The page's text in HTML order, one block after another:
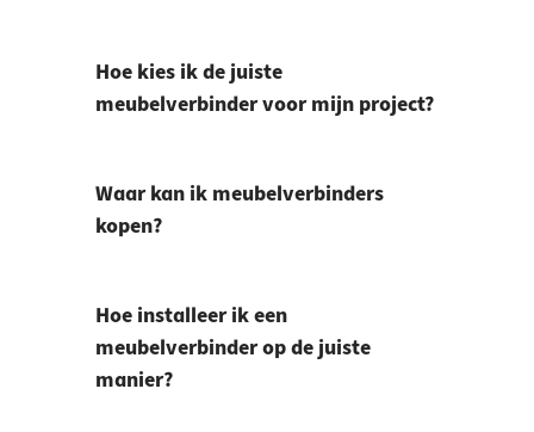
Hoe kies ik de juiste
meubelverbinder voor mijn project?
Waar kan ik meubelverbinders
kopen?
Hoe installeer ik een
meubelverbinder op de juiste
manier?